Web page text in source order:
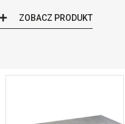
ZOBACZ PRODUKT